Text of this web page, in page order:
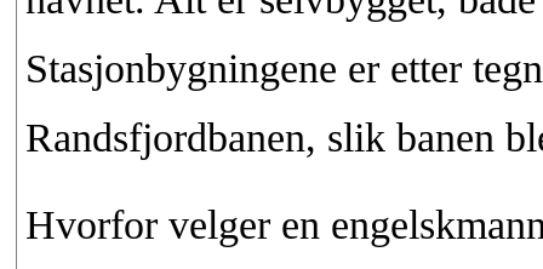
Stasjonbygningene er etter
Randsfjordbanen, slik banen
Hvorfor velger en